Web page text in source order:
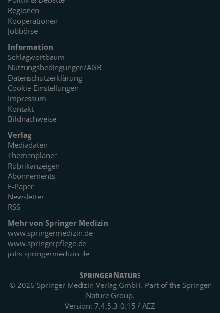
Regionen
Kooperationen
Jobbörse
Information
Schlagwortbaum
Nutzungsbedingungen/AGB
Datenschutzerklärung
Cookie-Einstellungen
Impressum
Kontakt
Bildnachweise
Verlag
Mediadaten
Themenplaner
Rubrikanzeigen
Abonnements
E-Paper
Newsletter
RSS
Mehr von Springer Medizin
www.springermedizin.de
www.springerpflege.de
jobs.springermedizin.de
© 2026 Springer Medizin Verlag GmbH. Part of the Springer
Nature Group.
Version: 7.4.5.3-0.15 / AEZ